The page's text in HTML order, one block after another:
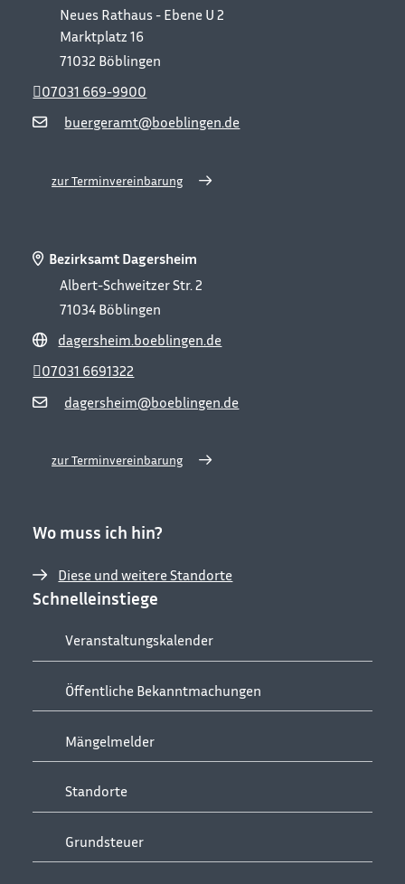
Neues Rathaus - Ebene U 2
Marktplatz 16
71032 Böblingen
buergeramt@boeblingen.de
07031 669-9900
zur Terminvereinbarung
Bezirksamt Dagersheim
Albert-Schweitzer Str. 2
71034 Böblingen
dagersheim.boeblingen.de
dagersheim@boeblingen.de
07031 6691322
zur Terminvereinbarung
Wo muss ich hin?
Diese und weitere Standorte
Schnelleinstiege
Veranstaltungskalender
Öffentliche Bekanntmachungen
Mängelmelder
Standorte
Grundsteuer